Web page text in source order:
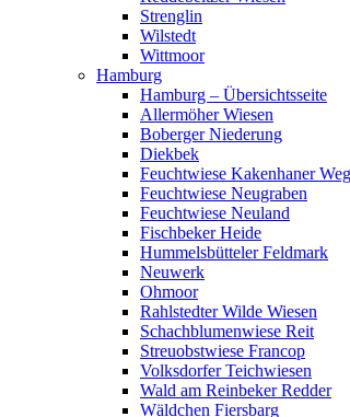
Strenglin
Wilstedt
Wittmoor
Hamburg
Hamburg – Übersichtsseite
Allermöher Wiesen
Boberger Niederung
Diekbek
Feuchtwiese Kakenhaner Weg
Feuchtwiese Neugraben
Feuchtwiese Neuland
Fischbeker Heide
Hummelsbütteler Feldmark
Neuwerk
Ohmoor
Rahlstedter Wilde Wiesen
Schachblumenwiese Reit
Streuobstwiese Francop
Volksdorfer Teichwiesen
Wald am Reinbeker Redder
Wäldchen Fiersbarg